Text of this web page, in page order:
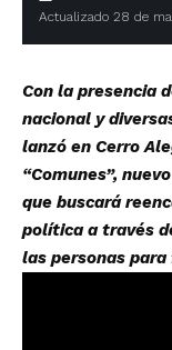
Actualizado 28 de
Con la presencia
nacional y
lanzó en Cerro
“Comunes”,
que buscará
política a través
las personas